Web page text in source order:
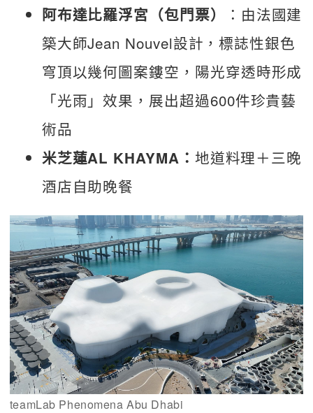
阿布達比羅浮宮（包門票）
：由法國建
築大師Jean Nouvel設計，標誌性銀色
穹頂以幾何圖案鏤空，陽光穿透時形成
「光雨」效果，展出超過600件珍貴藝
術品
米芝蓮AL KHAYMA： 地道料理＋三晚
酒店自助晚餐
teamLab Phenomena Abu Dhabi